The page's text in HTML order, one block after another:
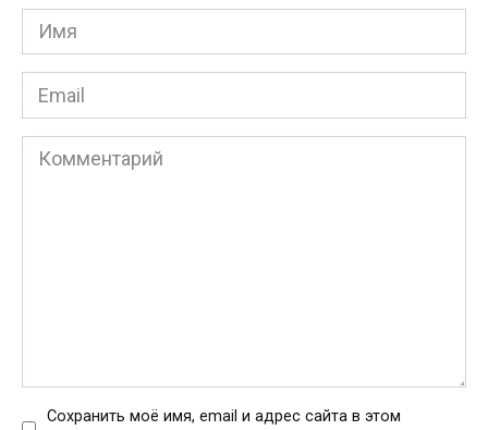
Имя
*
Email
*
Комментарий
Сохранить моё имя, email и адрес сайта в этом